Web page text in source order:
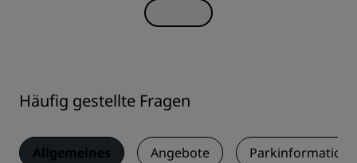
Häufig gestellte Fragen
Allgemeines Angebote